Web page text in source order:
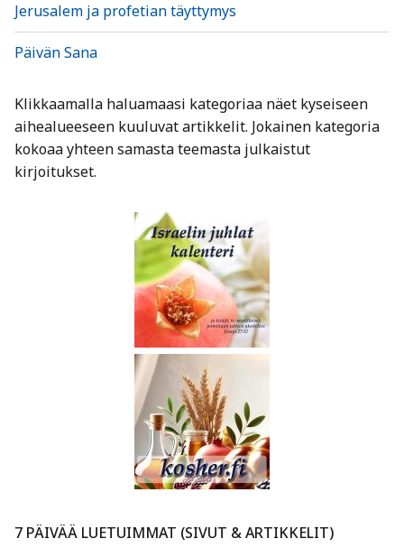
Jerusalem ja profetian täyttymys
Päivän Sana
Klikkaamalla haluamaasi kategoriaa näet kyseiseen
aihealueeseen kuuluvat artikkelit. Jokainen kategoria
kokoaa yhteen samasta teemasta julkaistut
kirjoitukset.
7 PÄIVÄÄ LUETUIMMAT (SIVUT & ARTIKKELIT)